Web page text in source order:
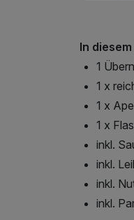
In
1
1 x
1 x
1 x
inkl.
inkl.
inkl.
inkl.